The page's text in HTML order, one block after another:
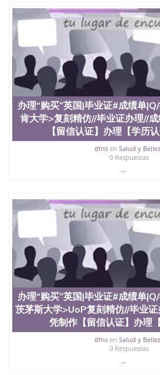
University）圣何塞州立大学结业证
University）圣何塞州立大学结业证
University）圣何塞州立大学结业
University）圣何塞州立大学学位
University）圣何塞州立大学学位
University）圣何塞州立大学学历
State University）圣何塞州立大学
Jose State University）圣何塞州
（San Jose State University）澳
文凭学位qq微信551190476澳洲读
学学历 绩单购买学位证书/澳洲读
买澳洲大学毕业证成绩单假文凭学
业找人做文凭学位qq微信
昆士兰大学学历成绩单购买学位证
士做文凭/购买澳洲大学毕业证成
凭制作【留信认证】办理【学历认
of Nottingham
办理“购买”英国|毕业证#成绩单
肯大学>复刻精仿//毕业证办理//
【留信认证】办理【学历
dfnsen Salud y
0 Respuestas
...
办理“购买”英国|毕业证#成绩单
茨茅斯大学>UoP复刻精仿//毕业
凭制作【留信认证】办理
dfnsen Salud y
0 Respuestas
...